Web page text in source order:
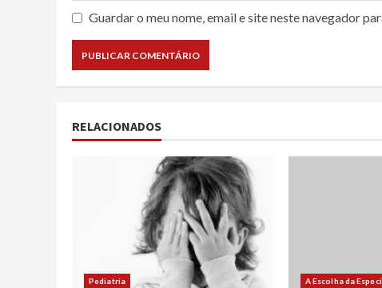
Guardar o meu nome, email e site neste navegador
RELACIONADOS
Pediatria A Escolha da